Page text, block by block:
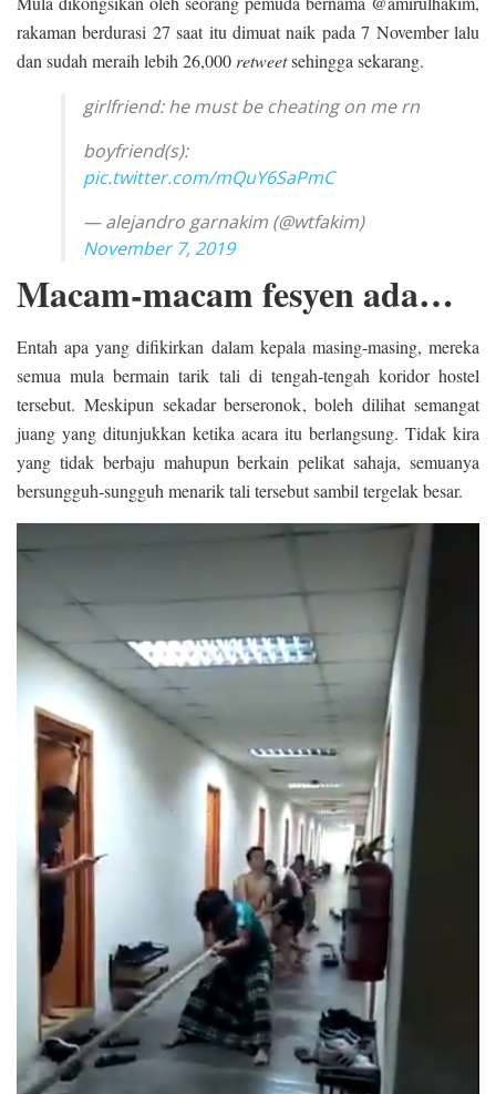
rakaman berdurasi 27 saat itu dimuat naik pada 7 November lalu
dan sudah meraih lebih 26,000 retweetsehingga sekarang.
girlfriend: he must be cheating on me rn
boyfriend(s):
pic.twitter.com/mQuY6SaPmC
— alejandro garnakim (@wtfakim)
November 7, 2019
Macam-macam fesyen ada…
Entah apa yang difikirkan dalam kepala masing-masing, mereka
semua mula bermain tarik tali di tengah-tengah koridor hostel
tersebut. Meskipun sekadar berseronok, boleh dilihat semangat
juang yang ditunjukkan ketika acara itu berlangsung. Tidak kira
yang tidak berbaju mahupun berkain pelikat sahaja, semuanya
bersungguh-sungguh menarik tali tersebut sambil tergelak besar.